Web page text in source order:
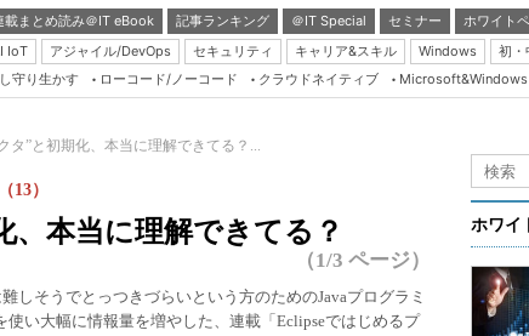
載まとめ読み＠IT eBook 記事ランキング ＠IT Special セミナー
ホワイト
IoT アジャイル/DevOps セキュリティ キャリア&スキル Windows 初・
Server & Storage
Database Expert
Linux ＆ OSS
守り生かす ローコード/ノーコード クラウドネイティブ Microsoft&Windows
タ”と初期化、本当に理解できてる？...
、本当に理解できてる？
13）
（1/3 ページ）
しそうでとっつきづらいという方のためのJavaプログラミ
使い大幅に情報量を増やした、連載「Eclipseではじめるプ
ホワイ